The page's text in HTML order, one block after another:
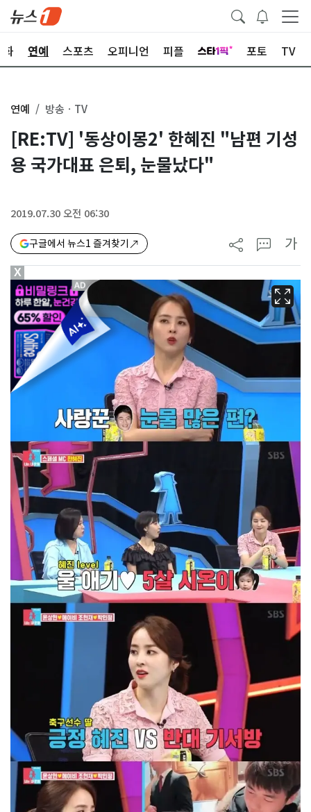
화 연예 스포츠 오피니언 피플 포토 TV
연예 방송ㆍTV
[RE:TV] '동상이몽2' 한혜진 "남편 기성
용 국가대표 은퇴, 눈물났다"
2019.07.30 오전 06:30
구글에서 뉴스1 즐겨찾기 가
X